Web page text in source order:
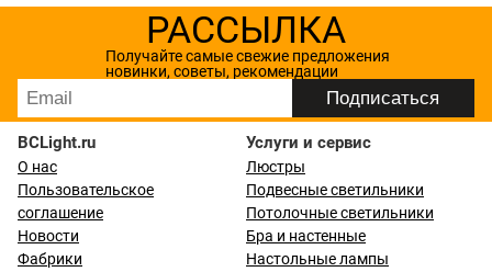
РАССЫЛКА
Получайте самые свежие предложения
новинки, советы, рекомендации
BCLight.ru
О нас
Пользовательское
соглашение
Новости
Фабрики
Услуги и сервис
Люстры
Подвесные светильники
Потолочные светильники
Бра и настенные
Настольные лампы